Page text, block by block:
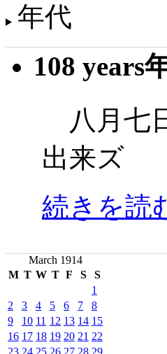
年代
108 years
八月七
出来ズ
続きを読
March 1914
M T W T F S
S
1
2
3 4 5 6 7
8
9
10 11 12 13 14 15
16 17 18 19 20 21 22
23 24 25 26 27 28 29